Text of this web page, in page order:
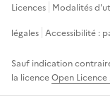
Licences Modalités
légales Accessibilité :
Sauf indication
la licenceOpen Licence